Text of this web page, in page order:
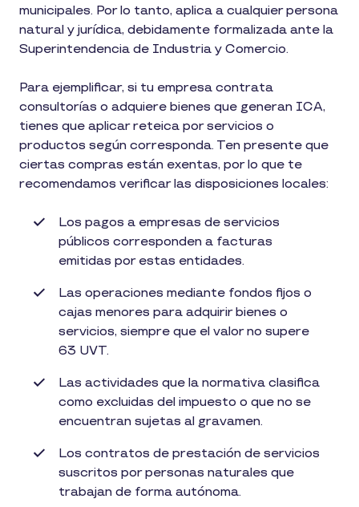
municipales. Por lo tanto, aplica a cualquier persona
natural y jurídica, debidamente formalizada ante la
Superintendencia de Industria y Comercio.
Para ejemplificar, si tu empresa contrata
consultorías o adquiere bienes que generan ICA,
tienes que aplicar reteica por servicios o
productos según corresponda. Ten presente que
ciertas compras están exentas, por lo que te
recomendamos verificar las disposiciones locales:
Los pagos a empresas de servicios
públicos corresponden a facturas
emitidas por estas entidades.
Las operaciones mediante fondos fijos o
cajas menores para adquirir bienes o
servicios, siempre que el valor no supere
63 UVT.
Las actividades que la normativa clasifica
como excluidas del impuesto o que no se
encuentran sujetas al gravamen.
Los contratos de prestación de servicios
suscritos por personas naturales que
trabajan de forma autónoma.